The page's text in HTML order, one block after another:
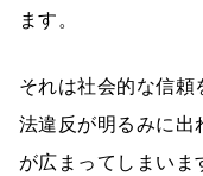
ます。
それは社会的な信
法違反が明るみに出
が広まってしまいま